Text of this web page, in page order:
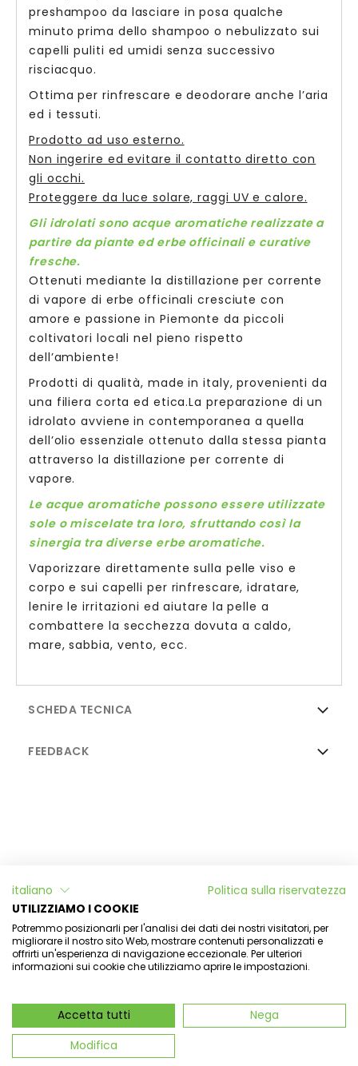
preshampoo da lasciare in posa qualche
minuto prima dello shampoo o nebulizzato sui
capelli puliti ed umidi senza successivo
risciacquo.
Ottima per rinfrescare e deodorare anche l’aria
ed i tessuti.
Prodotto ad uso esterno.
Non ingerire ed evitare il contatto diretto con
gli occhi.
Proteggere da luce solare, raggi UV e calore.
Gli idrolati sono acque aromatiche realizzate a
partire da piante ed erbe officinali e curative
fresche.
Ottenuti mediante la distillazione per corrente
di vapore di erbe officinali cresciute con
amore e passione in Piemonte da piccoli
coltivatori locali nel pieno rispetto
dell’ambiente!
Prodotti di qualità, made in italy, provenienti da
una filiera corta ed etica.La preparazione di un
idrolato avviene in contemporanea a quella
dell’olio essenziale ottenuto dalla stessa pianta
attraverso la distillazione per corrente di
vapore.
Le acque aromatiche possono essere utilizzate
sole o miscelate tra loro, sfruttando così la
sinergia tra diverse erbe aromatiche.
Vaporizzare direttamente sulla pelle viso e
corpo e sui capelli per rinfrescare, idratare,
lenire le irritazioni ed aiutare la pelle a
combattere la secchezza dovuta a caldo,
mare, sabbia, vento, ecc.
SCHEDA TECNICA
FEEDBACK
L'Officina di Aulina
Il mio account
Newsletter
Aulina Srl - Via dell'aulina 14 - 12035 Racconigi -
P.IVA 03409880048 - CN-288649 -
aulinasrl@pec.cgn.it
italiano
Politica sulla riservatezza
UTILIZZIAMO I COOKIE
Potremmo posizionarli per l'analisi dei dati dei nostri visitatori, per
migliorare il nostro sito Web, mostrare contenuti personalizzati e
offrirti un'esperienza di navigazione eccezionale. Per ulteriori
informazioni sui cookie che utilizziamo aprire le impostazioni.
Accetta tutti
Nega
Modifica